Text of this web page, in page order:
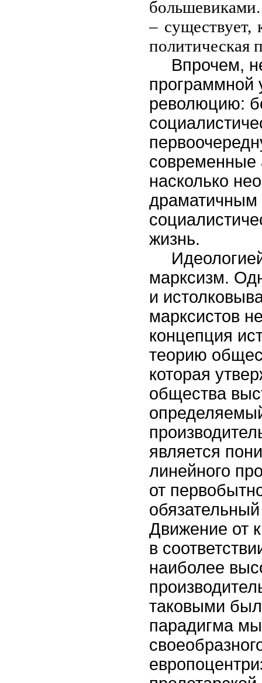
большевиками.
– существует,
политическая
Впрочем,
программной
революцию:
современные
насколько
драматичным
жизнь.
марксизм.
и
марксистов
концепция
теорию
которая
общества
является
линейного
от
Движение от
в
наиболее
таковыми
парадигма